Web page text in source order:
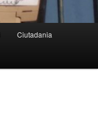
Ciutadania